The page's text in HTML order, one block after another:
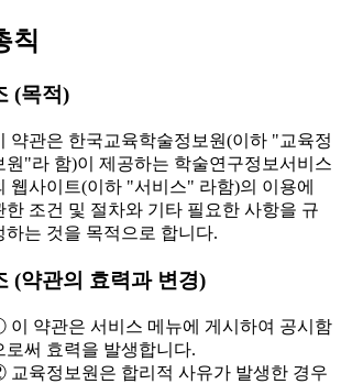
칙
(목적)
약관은 한국교육학술정보원(이하 "교육정
원"라 함)이 제공하는 학술연구정보서비스
웹사이트(이하 "서비스" 라함)의 이용에
한 조건 및 절차와 기타 필요한 사항을 규
하는 것을 목적으로 합니다.
(약관의 효력과 변경)
이 약관은 서비스 메뉴에 게시하여 공시함
로써 효력을 발생합니다.
교육정보원은 합리적 사유가 발생한 경우